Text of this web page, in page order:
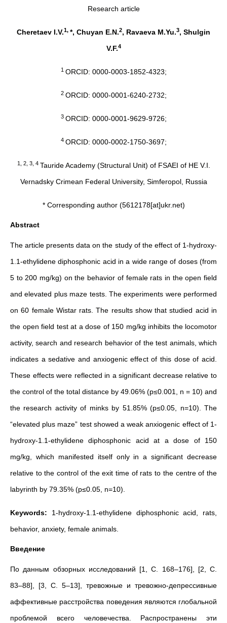
Research article
Cheretaev I.V.1, *, Chuyan E.N.2, Ravaeva M.Yu.3, Shulgin
V.F.4
1 ORCID: 0000-0003-1852-4323;
2 ORCID: 0000-0001-6240-2732;
3 ORCID: 0000-0001-9629-9726;
4 ORCID: 0000-0002-1750-3697;
1, 2, 3, 4 Tauride Academy (Structural Unit) of FSAEI of HE V.I.
Vernadsky Crimean Federal University, Simferopol, Russia
* Corresponding author (5612178[at]ukr.net)
Abstract
The article presents data on the study of the effect of 1-hydroxy-
1.1-ethylidene diphosphonic acid in a wide range of doses (from
5 to 200 mg/kg) on the behavior of female rats in the open field
and elevated plus maze tests. The experiments were performed
on 60 female Wistar rats. The results show that studied acid in
the open field test at a dose of 150 mg/kg inhibits the locomotor
activity, search and research behavior of the test animals, which
indicates a sedative and anxiogenic effect of this dose of acid.
These effects were reflected in a significant decrease relative to
the control of the total distance by 49.06% (p≤0.001, n = 10) and
the research activity of minks by 51.85% (p≤0.05, n=10). The
“elevated plus maze” test showed a weak anxiogenic effect of 1-
hydroxy-1.1-ethylidene diphosphonic acid at a dose of 150
mg/kg, which manifested itself only in a significant decrease
relative to the control of the exit time of rats to the centre of the
labyrinth by 79.35% (p≤0.05, n=10).
Keywords: 1-hydroxy-1.1-ethylidene diphosphonic acid, rats,
behavior, anxiety, female animals.
Введение
По данным обзорных исследований [1, С. 168–176], [2, С.
83–88], [3, С. 5–13], тревожные и тревожно-депрессивные
аффективные расстройства поведения являются глобальной
проблемой всего человечества. Распространены эти